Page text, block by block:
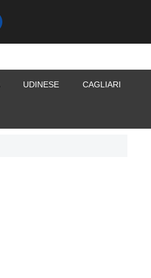
UDINESE CAGLIARI